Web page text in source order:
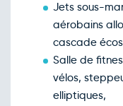
Jets sous-
aérobains
cascade
Salle de
vélos,
elliptiques,